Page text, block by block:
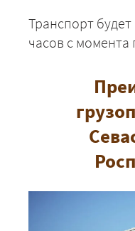
Транспорт
часов с момента